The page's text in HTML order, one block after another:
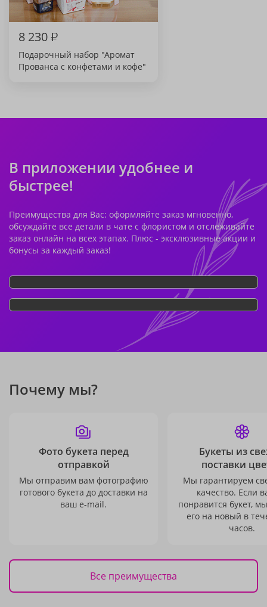
8 230₽
Подарочный набор "Аромат
Прованса с конфетами и кофе"
В приложении удобнее и
быстрее!
Преимущества для Вас: оформляйте заказ мгновенно,
обсуждайте все детали в чате с флористом и отслеживайте
заказ онлайн на всех этапах. Плюс - эксклюзивные акции и
бонусы за каждый заказ!
Почему мы?
Фото букета перед
отправкой
Мы отправим вам фотографию
готового букета до доставки на
ваш e-mail.
Букеты из
поставки
Мы гарантируем
качество. Если
понравится букет,
его на новый в
часов.
Все преимущества